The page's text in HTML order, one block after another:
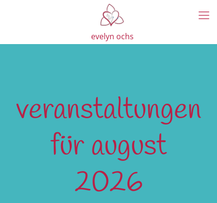
evelyn ochs
veranstaltungen
für august
2026